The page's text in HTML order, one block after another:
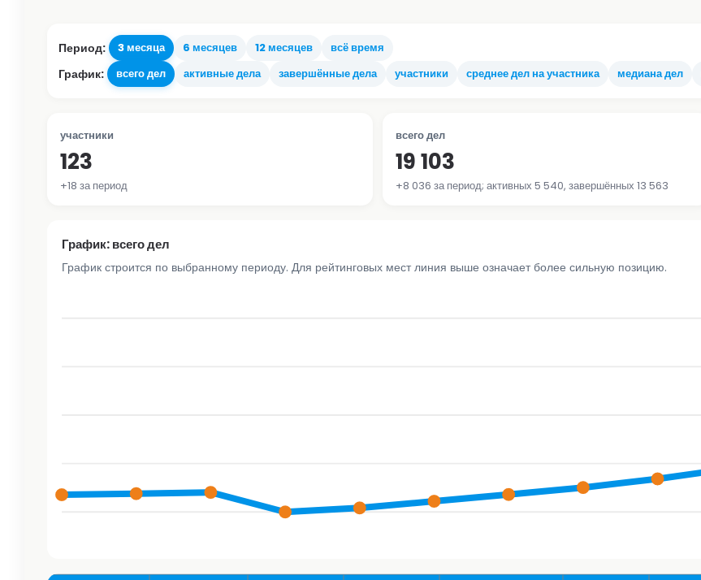
Период: 3 месяца 6 месяцев 12 месяцев всё время
График: всего дел активные дела завершённые дела участники среднее дел на участника медиана дел
участники
123
+18 за период
всего дел
19 103
+8 036 за период; активных 5 540, завершённых 13 563
График: всего дел
График строится по выбранному периоду. Для рейтинговых мест линия выше означает более сильную позицию.